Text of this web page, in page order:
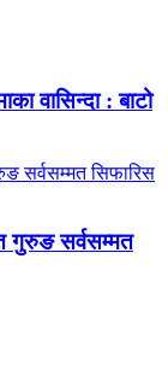
वासिन्दा : बाटो
गुरुङ सर्वसम्मत